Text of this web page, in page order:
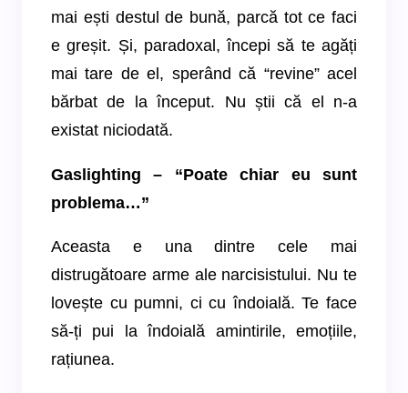
mai ești destul de bună, parcă tot ce faci
e greșit. Și, paradoxal, începi să te agăți
mai tare de el, sperând că “revine” acel
bărbat de la început. Nu știi că el n-a
existat niciodată.
Gaslighting – “Poate chiar eu sunt
problema…”
Aceasta e una dintre cele mai
distrugătoare arme ale narcisistului. Nu te
lovește cu pumni, ci cu îndoială. Te face
să-ți pui la îndoială amintirile, emoțiile,
rațiunea.